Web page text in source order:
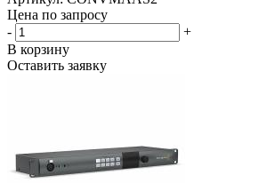
Цена по запросу
-
+
В корзину
Оставить заявку